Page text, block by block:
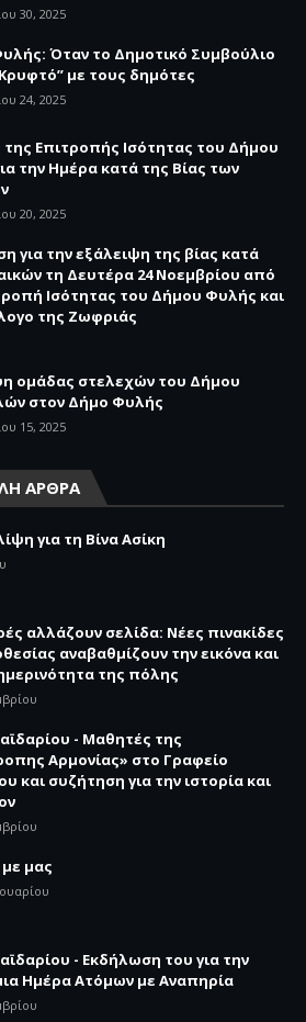
30, 2025
Όταν το Δημοτικό Συμβούλιο
με τους δημότες
24, 2025
της Επιτροπής Ισότητας του Δήμου
την Ημέρα κατά της Βίας των
20, 2025
για την εξάλειψη της βίας κατά
τη Δευτέρα 24 Νοεμβρίου από
Ισότητας του Δήμου Φυλής και
της Ζωφριάς
ομάδας στελεχών του Δήμου
στον Δήμο Φυλής
15, 2025
ΑΡΘΡΑ
για τη Βίνα Ασίκη
αλλάζουν σελίδα: Νέες πινακίδες
αναβαθμίζουν την εικόνα και
της πόλης
- Μαθητές της
Αρμονίας» στο Γραφείο
και συζήτηση για την ιστορία και
μας
- Εκδήλωση του για την
Ημέρα Ατόμων με Αναπηρία